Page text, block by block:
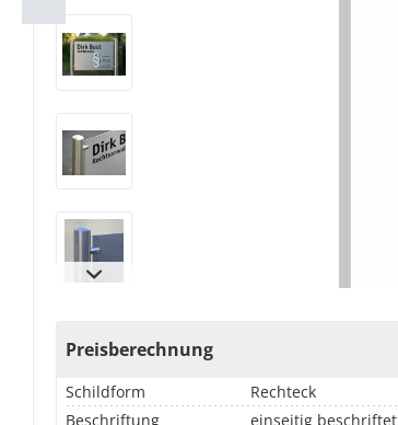
Preisberechnung
Schildform Rechteck
Beschriftung
einseitig beschriftet